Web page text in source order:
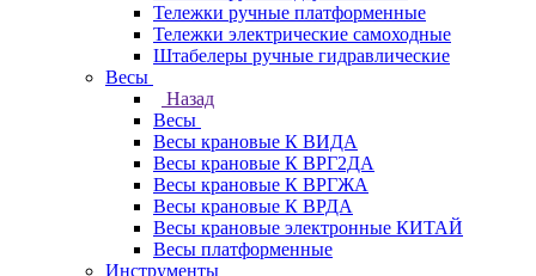
Тележки ручные платформенные
Тележки электрические самоходные
Штабелеры ручные гидравлические
Весы
Назад
Весы
Весы крановые К ВИДА
Весы крановые К ВРГ2ДА
Весы крановые К ВРГЖА
Весы крановые К ВРДА
Весы крановые электронные КИТАЙ
Весы платформенные
Инструменты